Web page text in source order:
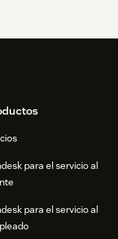
para el servicio al
para el servicio al